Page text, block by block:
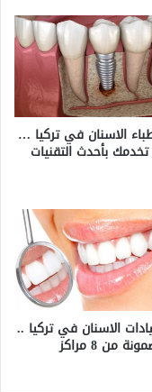
الاسنان في تركيا …
الاسنان في تركيا ..
من 8 مراكز